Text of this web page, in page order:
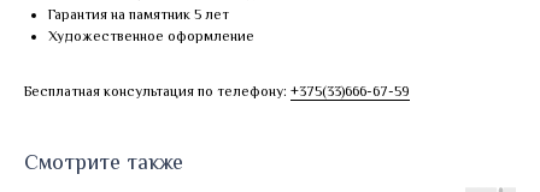
Гарантия на памятник 5 лет
Художественное оформление
Бесплатная консультация по телефону: +375(33)666-67-59
Смотрите также